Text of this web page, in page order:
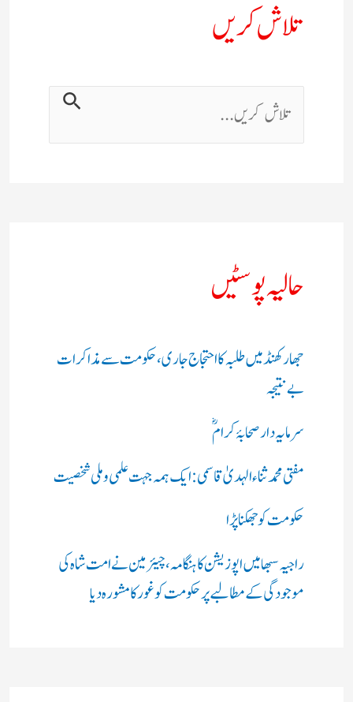
تلاش کریں
حالیہ پوسٹیں
جھارکھنڈ میں طلبہ کا احتجاج جاری، حکومت سے مذاکرات
بے نتیجہ
سرمایہ دار صحابۂ کرامؓ
مفتی محمد ثناء الہدیٰ قاسمی: ایک ہمہ جہت علمی و ملی شخصیت
حکومت کو جھکنا پڑا
راجیہ سبھا میں اپوزیشن کا ہنگامہ، چیئرمین نے امت شاہ کی
موجودگی کے مطالبے پر حکومت کو غور کا مشورہ دیا